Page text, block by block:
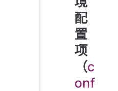
配
置
项
（c
onf